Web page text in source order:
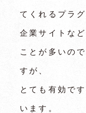
てくれるプラ
企業サイトな
ことが多いの
すが、
とても有効で
います。